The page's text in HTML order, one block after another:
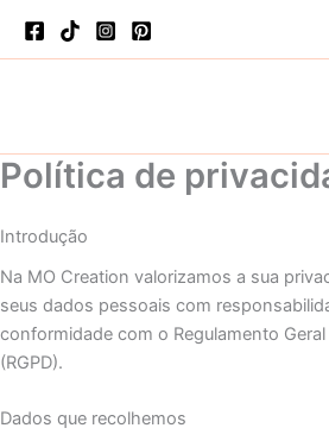
Política de
Introdução
Na MO Creation valorizamos a sua
seus dados pessoais com
conformidade com o Regulamento
(RGPD).
Dados que recolhemos